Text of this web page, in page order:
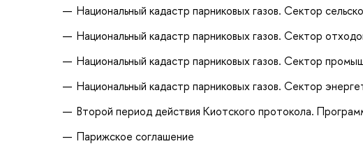
Национальный кадастр парниковых газов. Сектор
Национальный кадастр парниковых газов. Сектор
Национальный кадастр парниковых газов. Сектор
Национальный кадастр парниковых газов. Сектор
Второй период действия Киотского протокола.
Парижское соглашение